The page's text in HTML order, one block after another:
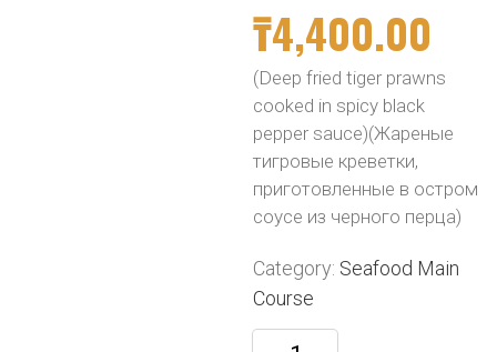
₸4,400.00
(Deep fried tiger prawns
cooked in spicy black
pepper sauce)(Жареные
тигровые креветки,
приготовленные в остром
соусе из черного перца)
Category: Seafood Main
Course